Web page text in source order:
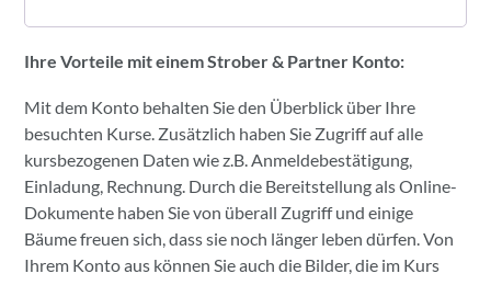
Ihre Vorteile mit einem Strober & Partner Konto:
Mit dem Konto behalten Sie den Überblick über Ihre
besuchten Kurse. Zusätzlich haben Sie Zugriff auf alle
kursbezogenen Daten wie z.B. Anmeldebestätigung,
Einladung, Rechnung. Durch die Bereitstellung als Online-
Dokumente haben Sie von überall Zugriff und einige
Bäume freuen sich, dass sie noch länger leben dürfen. Von
Ihrem Konto aus können Sie auch die Bilder, die im Kurs